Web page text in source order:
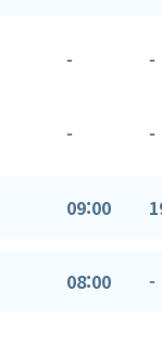
- -
- -
09:00
08:00 -